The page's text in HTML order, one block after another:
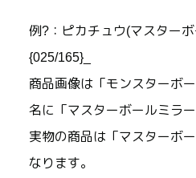
例?：ピカチュウ(マスターボ
{025/165}_
商品画像は「モンスターボ
名に「マスターボールミラ
実物の商品は「マスターボ
なります。